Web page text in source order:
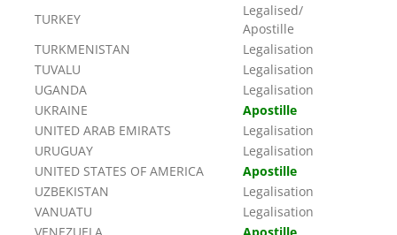
TURKEY
Legalised/
Apostille
TURKMENISTAN
Legalisation
TUVALU
Legalisation
UGANDA
Legalisation
UKRAINE
Apostille
UNITED ARAB EMIRATS
Legalisation
URUGUAY
Legalisation
UNITED STATES OF AMERICA
Apostille
UZBEKISTAN
Legalisation
VANUATU
Legalisation